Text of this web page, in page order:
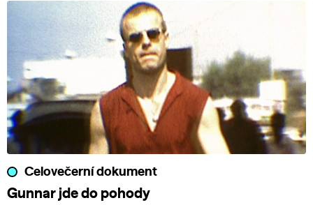
Celovečerní dokument
Gunnar jde do pohody